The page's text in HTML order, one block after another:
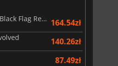
Assassin's Creed Black Flag Resynced 164.54zł
140.26zł
87.49zł